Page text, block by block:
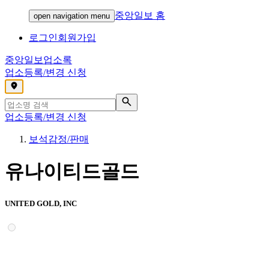
open navigation menu 중앙일보 홈
로그인회원가입
중앙일보 업소록
업소등록/변경 신청
,
업소등록/변경 신청
보석감정/판매
유나이티드골드
UNITED GOLD, INC